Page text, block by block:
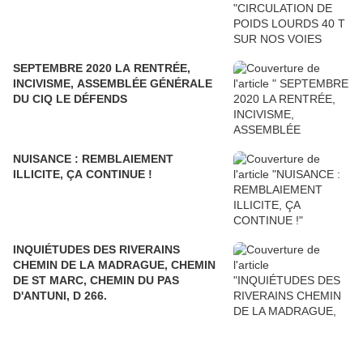
SEPTEMBRE 2020 LA RENTRÉE,
INCIVISME, ASSEMBLÉE GÉNÉRALE
DU CIQ LE DÉFENDS
NUISANCE : REMBLAIEMENT
ILLICITE, ÇA CONTINUE !
INQUIÉTUDES DES RIVERAINS
CHEMIN DE LA MADRAGUE, CHEMIN
DE ST MARC, CHEMIN DU PAS
D'ANTUNI, D 266.